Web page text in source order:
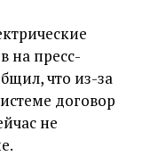
на пресс-
что из-за
договор
не